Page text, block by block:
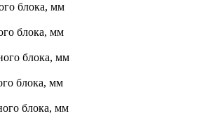
блока, мм
блока, мм
блока, мм
блока, мм
блока, мм